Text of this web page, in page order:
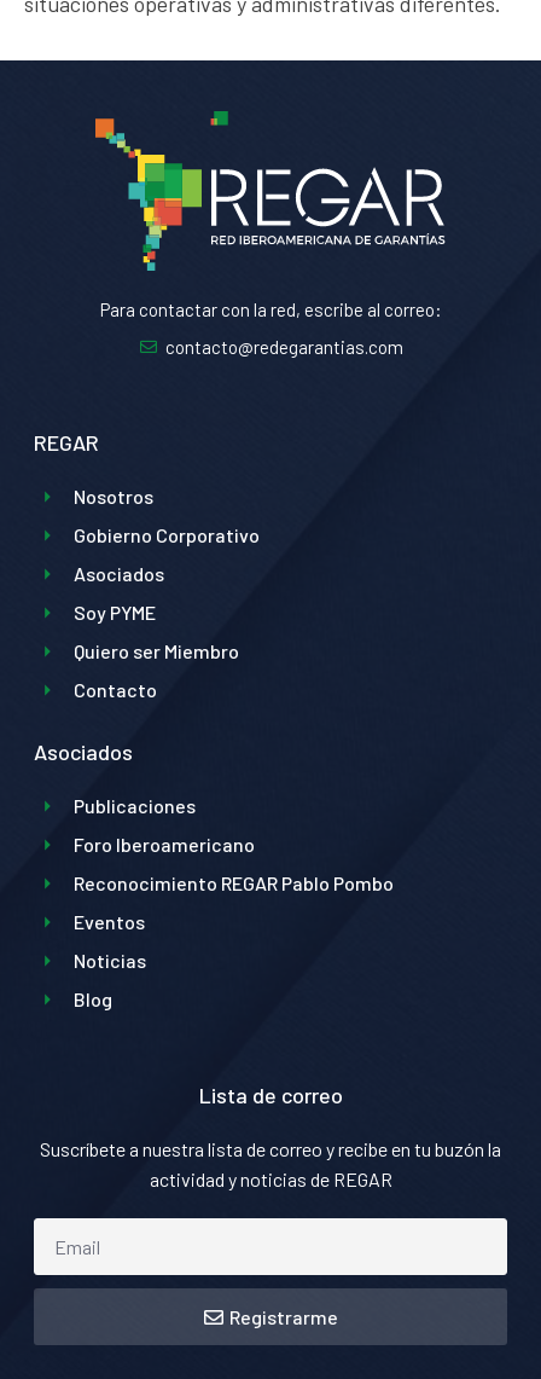
Para contactar con la red, escribe al correo:
contacto@redegarantias.com
REGAR
Nosotros
Gobierno Corporativo
Asociados
Soy PYME
Quiero ser Miembro
Contacto
Asociados
Publicaciones
Foro Iberoamericano
Reconocimiento REGAR Pablo Pombo
Eventos
Noticias
Blog
Lista de correo
Suscríbete a nuestra lista de correo y recibe en tu buzón la
actividad y noticias de REGAR
Registrarme